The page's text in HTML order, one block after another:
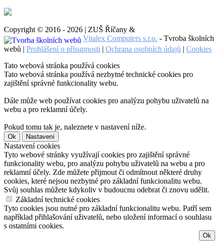
Copyright © 2016 - 2026 | ZUŠ Říčany &
Vitalex Computers s.r.o. - Tvroba školních
webů | Prohlášení o přísupnosti | Ochrana osobních údajů | Cookies
Tato webová stránka používá cookies
Tato webová stránka používá nezbytné technické cookies pro
zajištění správné funkcionality webu.
Dále může web používat cookies pro analýzu pohybu uživatelů na
webu a pro reklamní účely.
Pokud tomu tak je, naleznete v nastavení níže.
Ok Nastavení
Nastavení cookies
Tyto webové stránky využívají cookies pro zajištění správné
funkcionality webu, pro analýzu pohybu uživatelů na webu a pro
reklamní účely. Zde můžete přijmout či odmítnout některé druhy
cookies, které nejsou nezbytné pro základní funkcionalitu webu.
Svůj souhlas můžete kdykoliv v budoucnu odebrat či znovu udělit.
Základní technické cookies
Tyto cookies jsou nutné pro základní funkcionalitu webu. Patří sem
například přihlašování uživatelů, nebo uložení informací o souhlasu
s ostatními cookies.
Ok